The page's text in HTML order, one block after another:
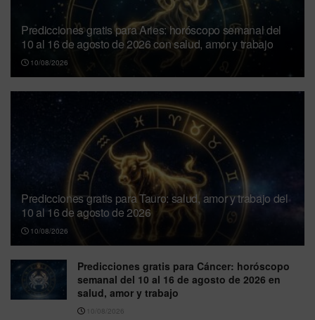
Predicciones gratis para Aries: horóscopo semanal del
10 al 16 de agosto de 2026 con salud, amor y trabajo
10/08/2026
Predicciones gratis para Tauro: salud, amor y trabajo del
10 al 16 de agosto de 2026
10/08/2026
Predicciones gratis para Cáncer: horóscopo
semanal del 10 al 16 de agosto de 2026 en
salud, amor y trabajo
10/08/2026